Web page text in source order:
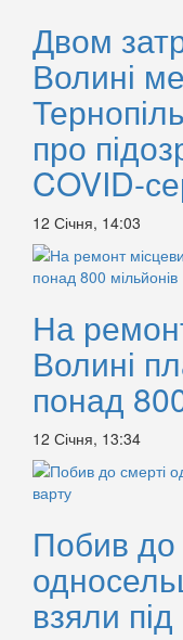
Двом
Волині
про
COVID-
12 Січня, 14:03
На
Волині
понад
12 Січня, 13:34
Побив до
взяли